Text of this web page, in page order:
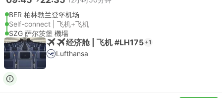
BER 柏林勃兰登堡机场
Self-connect | 飞机+飞机
SZG 萨尔茨堡 機場
经济舱 | 飞机 #LH175 +1
Lufthansa